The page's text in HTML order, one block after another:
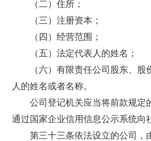
（二）住所；
（三）注册资本；
（四）经营范围；
（五）法定代表人的姓名；
（六）有限责任公司股东、股
人的姓名或者名称。
公司登记机关应当将前款规定
通过国家企业信用信息公示系统向
第三十三条依法设立的公司，